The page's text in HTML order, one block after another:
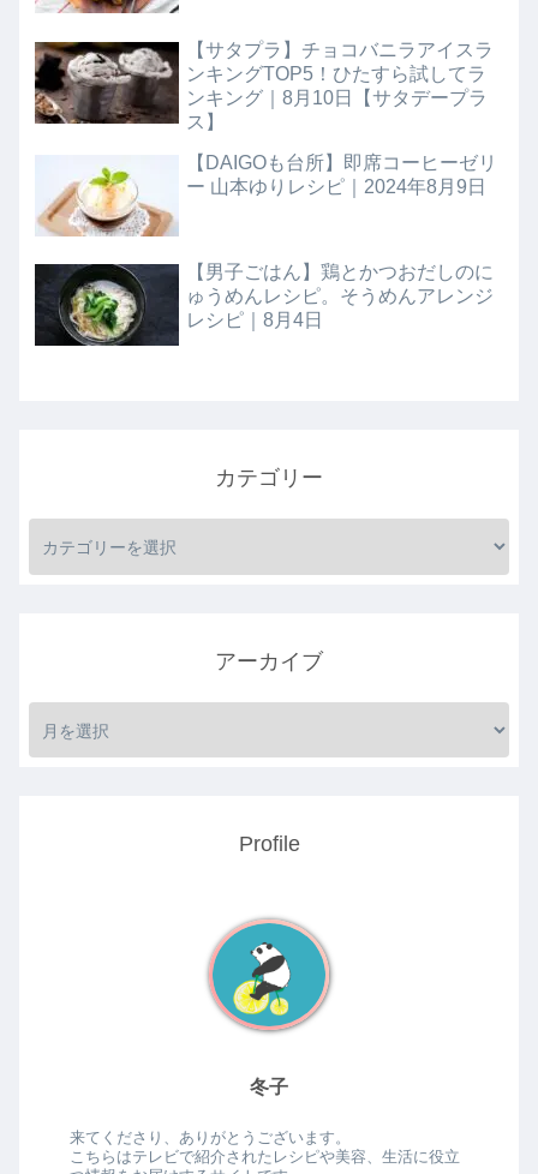
【サタプラ】チョコバニラアイスラ
ンキングTOP5！ひたすら試してラ
ンキング｜8月10日【サタデープラ
ス】
【DAIGOも台所】即席コーヒーゼリ
ー 山本ゆりレシピ｜2024年8月9日
【男子ごはん】鶏とかつおだしのに
ゅうめんレシピ。そうめんアレンジ
レシピ｜8月4日
カテゴリー
アーカイブ
Profile
冬子
来てくださり、ありがとうございます。
こちらはテレビで紹介されたレシピや美容、生活に役立